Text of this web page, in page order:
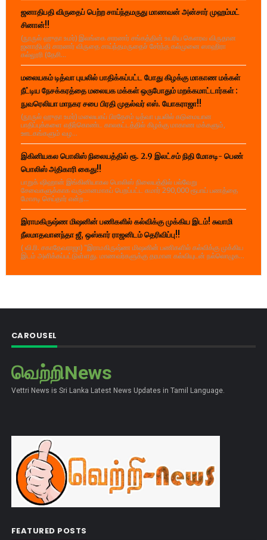
ஜனாதிபதி விருதைப் பெற்ற சாய்ந்தமருது மாணவன் அன்சார் முஹம்மட்
சினான்!!
(நூருல் ஹுதா உமர்) இலங்கை சாரணர் சங்கத்தின் உயரிய கௌரவ விருதான
ஜனாதிபதி சாரணர் விருதை சாய்ந்தமருதைச் சேர்ந்த கல்முனை ஸாஹிரா
கல்லூரி (தேசி...
மலையகம் டித்வா புயலில் பாதிக்கப்பட்ட போது கிழக்கு மாகாண மக்கள்
நீட்டிய நேசக்கரத்தை மலையக மக்கள் ஒருபோதும் மறக்கமாட்டார்கள் :
நுவரெலியா மாநகர சபை பிரதி முதல்வர் எஸ். யோகராஜா!!
(நூருல் ஹுதா உமர்) மலையகப் பிரதேசம் டித்வா புயலில் கடுமையான
பாதிப்புக்களை எதிர்கொண்ட காலகட்டத்தில் கிழக்கு மாகாண மக்களும்,
ஊடகங்களும் வழ...
இகினியகல பொலிஸ் நிலையத்தில் ரூ. 2.9 இலட்சம் நிதி மோசடி- பெண்
பொலிஸ் அதிகாரி கைது!!
பாறுக் ஷிஹான் இங்கினியாகல பொலிஸ் நிலையத்தில் பல்வேறு
சேவைகளுக்காக வருமானமாகப் பெறப்பட்ட சுமார் 290,000 ரூபாய் பணத்தை
மோசடி செய்தார் என்ற...
இராமகிருஷ்ண மிஷனின் பணிகளில் கல்விக்கு முக்கிய இடம்! சுவாமி
நீலமாதவானந்தா ஜீ, ஒஸ்கார் ராஜனிடம் தெரிவிப்பு!!
( வி.ரி. சகாதேவராஜா) "இராமகிருஷ்ண மிஷனின் பணிகளில் கல்விக்கு முக்கிய
இடம் அளிக்கப்பட்டுள்ளது. மாணவர்களுக்கு தரமான கல்வியுடன் நல்லொழுக...
CAROUSEL
வெற்றிNews
Vettri News is Sri Lanka Latest News Updates in Tamil Language.
FEATURED POSTS